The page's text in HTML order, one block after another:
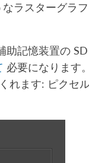
ラスターグラ
助記憶装置の
必要になります
れます: ピクセ